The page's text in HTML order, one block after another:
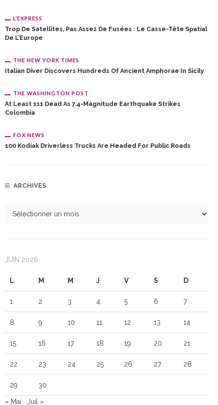
L’EXPRESS
Trop De Satellites, Pas Assez De Fusées : Le Casse-Tête Spatial
De L’Europe
THE NEW YORK TIMES
Italian Diver Discovers Hundreds Of Ancient Amphorae In Sicily
THE WASHINGTON POST
At Least 111 Dead As 7.4-Magnitude Earthquake Strikes
Colombia
FOX NEWS
100 Kodiak Driverless Trucks Are Headed For Public Roads
ARCHIVES
JUIN 2026
L M M J V S D
1 2 3 4 5 6 7
8 9 10 11 12 13 14
15 16 17 18 19 20 21
22 23 24 25 26 27 28
29 30
« Mai Juil »